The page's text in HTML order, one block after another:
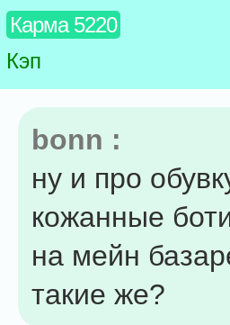
Карма 5220
Кэп
bonn :
ну и про
кожанные
на мейн
такие же?